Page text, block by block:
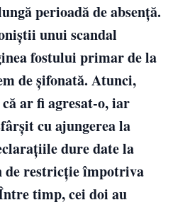
perioadă de absență.
unui scandal
fostului primar de la
de șifonată. Atunci,
ar fi agresat-o, iar
cu ajungerea la
dure date la
de restricție împotriva
timp, cei doi au